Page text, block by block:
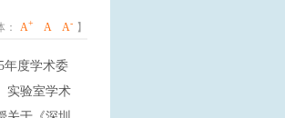
： A+ A A- 】
度学术委
实验室学术